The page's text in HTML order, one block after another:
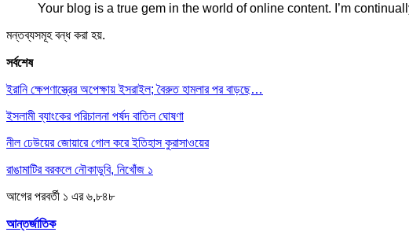
Your blog is a true gem in the world of online content. I’m
মন্তব্যসমূহ বন্ধ করা হয়.
সর্বশেষ
ইরানি ক্ষেপণাস্ত্রের অপেক্ষায় ইসরাইল; বৈরুত হামলার পর বাড়ছে…
ইসলামী ব্যাংকের পরিচালনা পর্ষদ বাতিল ঘোষণা
নীল ঢেউয়ের জোয়ারে গোল করে ইতিহাস কুরাসাওয়ের
রাঙামাটির বরকলে নৌকাডুবি, নিখোঁজ ১
আগেরপরবর্তী ১ এর ৬,৮৪৮
আন্তর্জাতিক